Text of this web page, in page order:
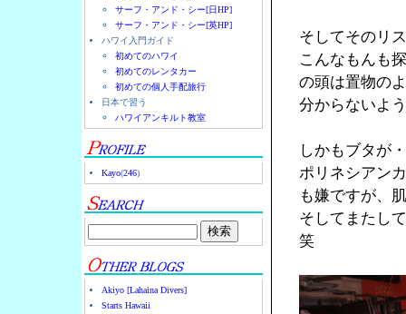
サーフ・アンド・シー[日HP]
サーフ・アンド・シー[英HP]
ハワイ入門ガイド
初めてのハワイ
初めてのレンタカー
初めての個人手配旅行
日本で習う
ハワイアンキルト教室
Kayo(246)
Akiyo [Lahaina Divers]
Starts Hawaii
そしてそのリ
こんなもんも
の頭は置物の
分からないよ
しかもブタが
ポリネシアン
も嫌ですが、
そしてまたし
笑